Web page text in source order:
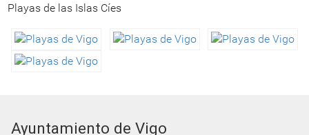
Playas de las Islas Cíes
Ayuntamiento de Vigo